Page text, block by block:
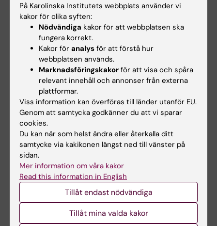
Laguna, Tenerife, Spain
Jun 2021 - present: Postdoc –
Södersjukhuset, Karolinska Institutet
Feb 2021: Ph.D. in Health Sciences* *- Hospital
Universitario N.S. de
Candelaria, Universidad de La Laguna,
Tenerife, Spain. Dissertation: Genetic
factors involved in the response to inhaled
corticosteroids in pediatric
asthma
Jan 2019 - Jun 2019: Ph.D. internship - Center
for Human Molecular Genetics
and Pharmacogenomics, University of Maribor,
Slovenia
Jun 2016: MSc in Biomedicine – University of
La Laguna, Tenerife, Spain
Jul 2015: BSc in Biology - University of La
Laguna, Tenerife, Spain
På Karolinska Institutets webbplats använder vi
kakor för olika syften:
Nödvändiga kakor för att webbplatsen ska
fungera korrekt.
Kakor för analys för att förstå hur
webbplatsen används.
Marknadsföringskakor för att visa och spåra
relevant innehåll och annonser från externa
plattformar.
Viss information kan överföras till länder utanför EU.
Genom att samtycka godkänner du att vi sparar
cookies.
Du kan när som helst ändra eller återkalla ditt
samtycke via kakikonen längst ned till vänster på
sidan.
Mer information om våra kakor
Read this information in English
Tillåt endast nödvändiga
Tillåt mina valda kakor